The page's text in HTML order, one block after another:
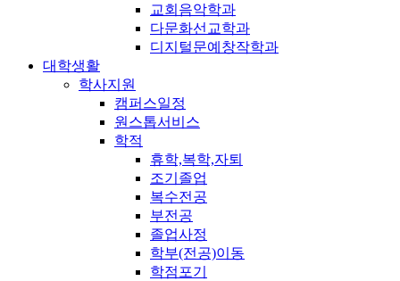
교회음악학과
다문화선교학과
디지털문예창작학과
대학생활
학사지원
캠퍼스일정
원스톱서비스
학적
휴학,복학,자퇴
조기졸업
복수전공
부전공
졸업사정
학부(전공)이동
학점포기